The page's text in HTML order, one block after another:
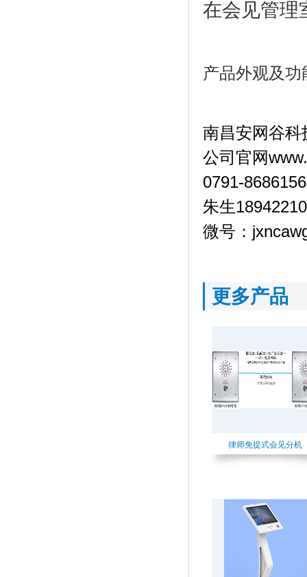
在会见管理
产品外观及
南昌安网谷
公司官网
0791-
朱生
微号：
更多产品
律师免提式会见分机